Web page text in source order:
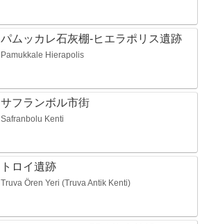
パムッカレ石灰棚-ヒエラポリス遺跡
Pamukkale Hierapolis
サフランボル市街
Safranbolu Kenti
トロイ遺跡
Truva Ören Yeri (Truva Antik Kenti)